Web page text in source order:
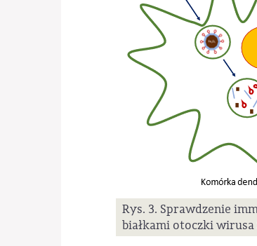
Rys. 3. Sprawdzenie
białkami otoczki wirusa